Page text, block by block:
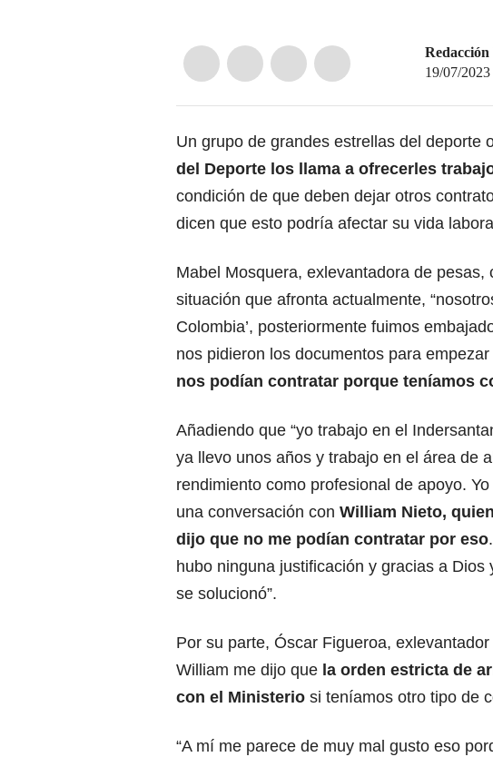
19/07/
Un grupo de grandes estrellas del deporte
del Deporte los llama a ofrecerles
condición de que deben dejar otros
dicen que esto podría afectar su vida
Mabel Mosquera, exlevantadora de
situación que afronta actualmente,
Colombia’, posteriormente fuimos
nos pidieron los documentos para
nos podían contratar porque teníamos
Añadiendo que “yo trabajo en el
ya llevo unos años y trabajo en el área de
rendimiento como profesional de apoyo.
una conversación con William Nieto,
dijo que no me podían contratar por eso
hubo ninguna justificación y gracias a Dios
se solucionó”.
Por su parte, Óscar Figueroa,
William me dijo que la orden estricta de
con el Ministerio si teníamos otro tipo de
“A mí me parece de muy mal gusto eso